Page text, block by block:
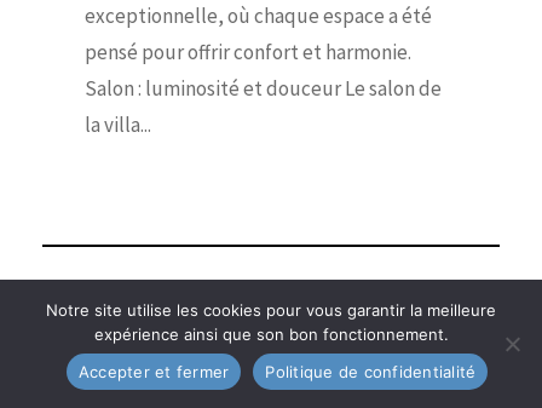
exceptionnelle, où chaque espace a été
pensé pour offrir confort et harmonie.
Salon : luminosité et douceur Le salon de
la villa...
01/05/2024 • Alexis
Petit espace, grand
style : un studio de 34
Notre site utilise les cookies pour vous garantir la meilleure
expérience ainsi que son bon fonctionnement.
Accepter et fermer
Politique de confidentialité